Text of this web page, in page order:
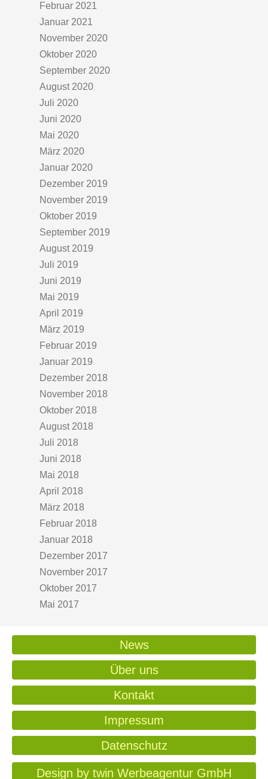
Februar 2021
Januar 2021
November 2020
Oktober 2020
September 2020
August 2020
Juli 2020
Juni 2020
Mai 2020
März 2020
Januar 2020
Dezember 2019
November 2019
Oktober 2019
September 2019
August 2019
Juli 2019
Juni 2019
Mai 2019
April 2019
März 2019
Februar 2019
Januar 2019
Dezember 2018
November 2018
Oktober 2018
August 2018
Juli 2018
Juni 2018
Mai 2018
April 2018
März 2018
Februar 2018
Januar 2018
Dezember 2017
November 2017
Oktober 2017
Mai 2017
News
Über uns
Kontakt
Impressum
Datenschutz
Design by twin Werbeagentur GmbH